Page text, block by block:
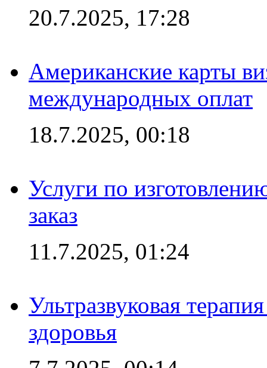
20.7.2025, 17:28
Американские карты
международных оплат
18.7.2025, 00:18
Услуги по
заказ
11.7.2025, 01:24
Ультразвуковая
здоровья